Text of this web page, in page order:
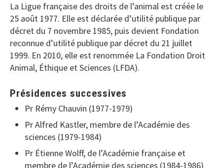
La Ligue française des droits de l’animal est créée le
25 août 1977. Elle est déclarée d’utilité publique par
décret du 7 novembre 1985, puis devient Fondation
reconnue d’utilité publique par décret du 21 juillet
1999. En 2010, elle est renommée La Fondation Droit
Animal, Éthique et Sciences (LFDA).
Présidences successives
Pr Rémy Chauvin (1977-1979)
Pr Alfred Kastler, membre de l’Académie des
sciences (1979-1984)
Pr Étienne Wolff, de l’Académie française et
membre de l’Académie des sciences (1984-1986)